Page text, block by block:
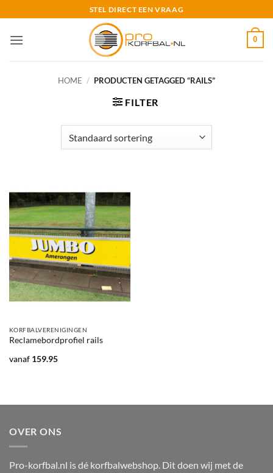
naar
inhoud
STEL DIRECT EEN VRAAG
0
HOME / PRODUCTEN GETAGGED “RAILS”
FILTER
KORFBALVERENIGINGEN
Reclamebordprofiel rails
vanaf 159.95
OVER ONS
Pro-korfbal.nl is dé korfbalwebshop. Dit doen wij met de